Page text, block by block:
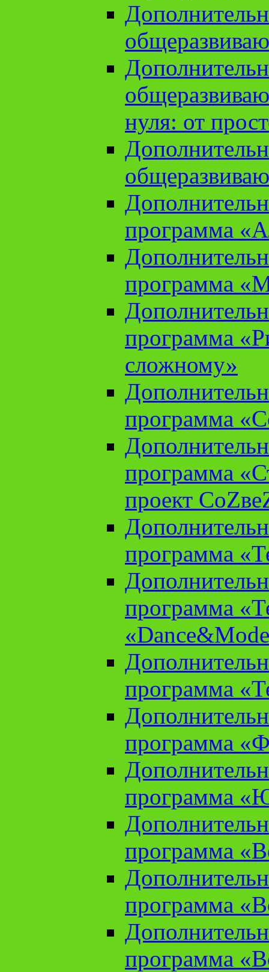
нуля: от
программа
программа
программа
сложному»
программа
программа
проект
программа
программа
программа
программа
программа
программа
программа
программа